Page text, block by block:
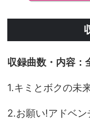
1.キミとボクの未
2.お願い!アドベン